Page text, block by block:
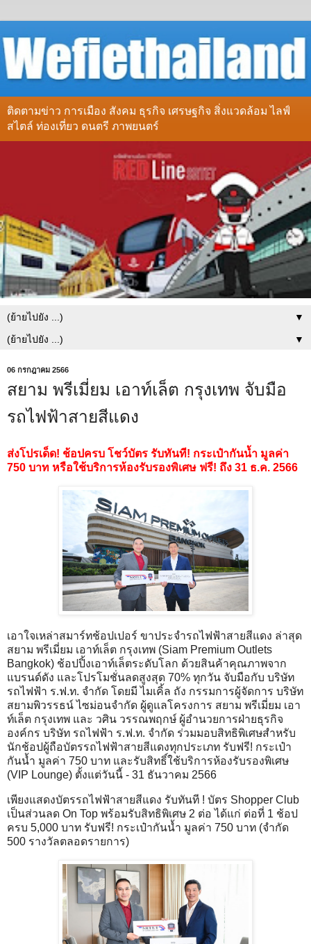
ติดตามข่าว การเมือง สังคม ธุรกิจ เศรษฐกิจ สิ่งแวดล้อม ไลฟ์
สไตล์ ท่องเที่ยว ดนตรี ภาพยนตร์
▼
▼
06 กรกฎาคม 2566
สยาม พรีเมี่ยม เอาท์เล็ต กรุงเทพ จับมือ
รถไฟฟ้าสายสีแดง
ส่งโปรเด็ด! ช้อปครบ โชว์บัตร รับทันที! กระเป๋ากันน้ำ มูลค่า
750 บาท หรือใช้บริการห้องรับรองพิเศษ ฟรี! ถึง 31 ธ.ค. 2566
เอาใจเหล่าสมาร์ทช้อปเปอร์ ขาประจำรถไฟฟ้าสายสีแดง ล่าสุด
สยาม พรีเมี่ยม เอาท์เล็ต กรุงเทพ (Siam Premium Outlets
Bangkok) ช้อปปิ้งเอาท์เล็ตระดับโลก ด้วยสินค้าคุณภาพจาก
แบรนด์ดัง และโปรโมชั่นลดสูงสุด 70% ทุกวัน จับมือกับ บริษัท
รถไฟฟ้า ร.ฟ.ท. จำกัด โดยมี ไมเคิ้ล ถัง กรรมการผู้จัดการ บริษัท
สยามพิวรรธน์ ไซม่อนจำกัด ผู้ดูแลโครงการ สยาม พรีเมี่ยม เอา
ท์เล็ต กรุงเทพ และ วศิน วรรณพฤกษ์ ผู้อำนวยการฝ่ายธุรกิจ
องค์กร บริษัท รถไฟฟ้า ร.ฟ.ท. จำกัด ร่วมมอบสิทธิพิเศษสำหรับ
นักช้อปผู้ถือบัตรรถไฟฟ้าสายสีแดงทุกประเภท รับฟรี! กระเป๋า
กันน้ำ มูลค่า 750 บาท และรับสิทธิ์ใช้บริการห้องรับรองพิเศษ
(VIP Lounge) ตั้งแต่วันนี้ - 31 ธันวาคม 2566
เพียงแสดงบัตรรถไฟฟ้าสายสีแดง รับทันที ! บัตร Shopper Club
เป็นส่วนลด On Top พร้อมรับสิทธิพิเศษ 2 ต่อ ได้แก่ ต่อที่ 1 ช้อป
ครบ 5,000 บาท รับฟรี! กระเป๋ากันน้ำ มูลค่า 750 บาท (จำกัด
500 รางวัลตลอดรายการ)